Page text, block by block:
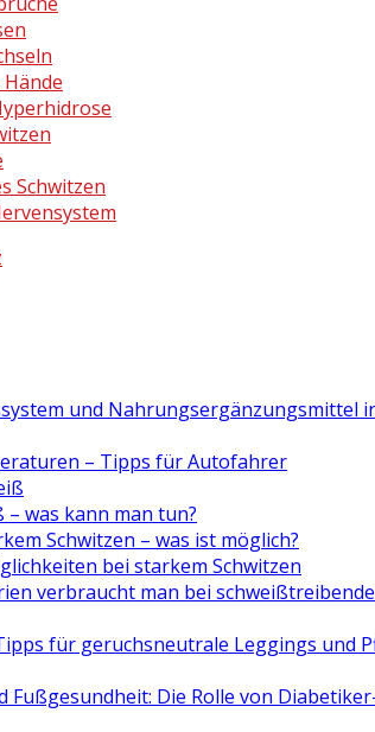
Schwitzen
und Nahrungsergänzungsmittel
– Tipps für Autofahrer
– was kann man tun?
Schwitzen – was ist möglich?
bei starkem Schwitzen
verbraucht man bei
für geruchsneutrale Leggings und
Fußgesundheit: Die Rolle von